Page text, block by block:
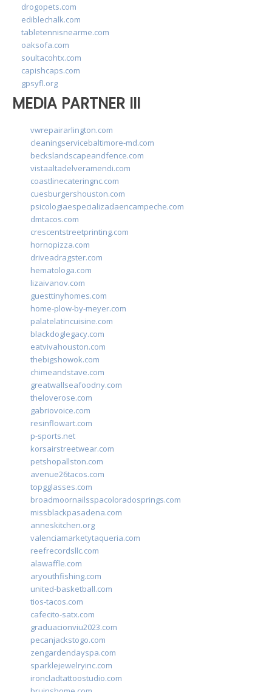
drogopets.com
ediblechalk.com
tabletennisnearme.com
oaksofa.com
soultacohtx.com
capishcaps.com
gpsyfl.org
MEDIA PARTNER III
vwrepairarlington.com
cleaningservicebaltimore-md.com
beckslandscapeandfence.com
vistaaltadelveramendi.com
coastlinecateringnc.com
cuesburgershouston.com
psicologiaespecializadaencampeche.com
dmtacos.com
crescentstreetprinting.com
hornopizza.com
driveadragster.com
hematologa.com
lizaivanov.com
guesttinyhomes.com
home-plow-by-meyer.com
palatelatincuisine.com
blackdoglegacy.com
eatvivahouston.com
thebigshowok.com
chimeandstave.com
greatwallseafoodny.com
theloverose.com
gabriovoice.com
resinflowart.com
p-sports.net
korsairstreetwear.com
petshopallston.com
avenue26tacos.com
topgglasses.com
broadmoornailsspacoloradosprings.com
missblackpasadena.com
anneskitchen.org
valenciamarketytaqueria.com
reefrecordsllc.com
alawaffle.com
aryouthfishing.com
united-basketball.com
tios-tacos.com
cafecito-satx.com
graduacionviu2023.com
pecanjackstogo.com
zengardendayspa.com
sparklejewelryinc.com
ironcladtattoostudio.com